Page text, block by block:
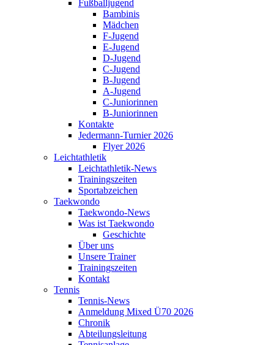
Fußballjugend
Bambinis
Mädchen
F-Jugend
E-Jugend
D-Jugend
C-Jugend
B-Jugend
A-Jugend
C-Juniorinnen
B-Juniorinnen
Kontakte
Jedermann-Turnier 2026
Flyer 2026
Leichtathletik
Leichtathletik-News
Trainingszeiten
Sportabzeichen
Taekwondo
Taekwondo-News
Was ist Taekwondo
Geschichte
Über uns
Unsere Trainer
Trainingszeiten
Kontakt
Tennis
Tennis-News
Anmeldung Mixed Ü70 2026
Chronik
Abteilungsleitung